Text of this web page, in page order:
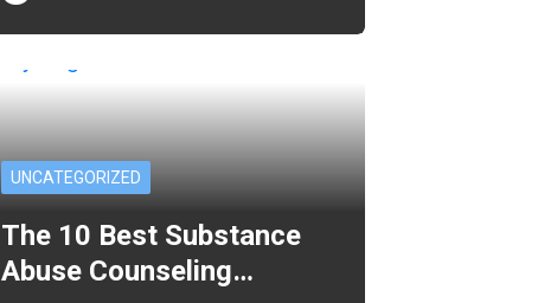
UNCATEGORIZED
The 10 Best Substance
Abuse Counseling…